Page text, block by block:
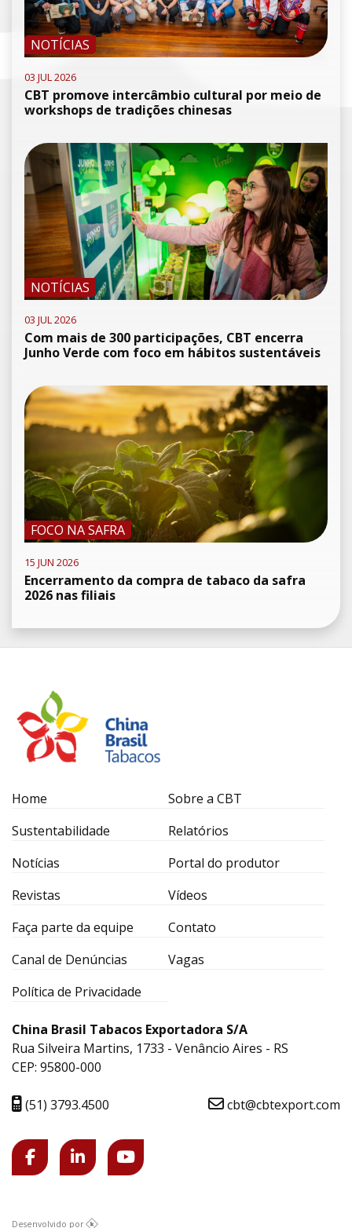
NOTÍCIAS
03 JUL 2026
CBT promove intercâmbio cultural por meio de
workshops de tradições chinesas
NOTÍCIAS
03 JUL 2026
Com mais de 300 participações, CBT encerra
Junho Verde com foco em hábitos sustentáveis
FOCO NA SAFRA
15 JUN 2026
Encerramento da compra de tabaco da safra
2026 nas filiais
Home
Sobre a CBT
Sustentabilidade
Relatórios
Notícias
Portal do produtor
Revistas
Vídeos
Faça parte da equipe
Contato
Canal de Denúncias
Vagas
Política de Privacidade
China Brasil Tabacos Exportadora S/A
Rua Silveira Martins, 1733 - Venâncio Aires - RS
CEP: 95800-000
(51) 3793.4500 cbt@cbtexport.com
Desenvolvido por